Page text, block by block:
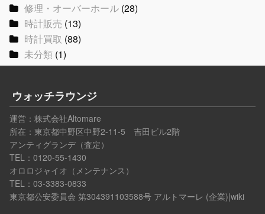
修理・オーバーホール(28)
時計販売 (13)
時計買取 (88)
未分類(1)
ウォッチラウンジ
運営： 株式会社Altomare
所在：東京都中野区中野2-11-5 吉田ビル2階
アンティグランデ（査定）
TEL：0120-55-1430
オロロジャイオ（メンテナンス）
TEL：03-3383-0833
東京都公安委員会 第304391103588号 アルトマーレ (企業)|wiki